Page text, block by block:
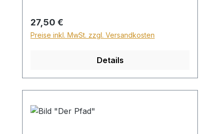
Für den Versand ins Ausland beträgt der
Sperrgutzuschlag 30€.
Regulärer Preis:
27,50 €
Preise inkl. MwSt. zzgl. Versandkosten
Details